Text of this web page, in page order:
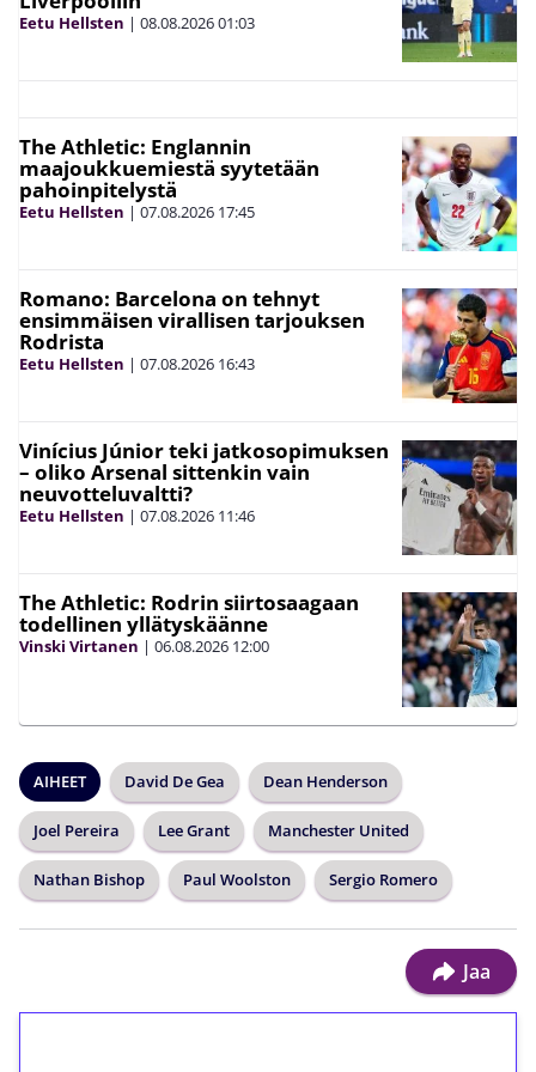
Eetu Hellsten | 08.08.202601:03
The Athletic: Englannin
maajoukkuemiestä syytetään
pahoinpitelystä
Eetu Hellsten | 07.08.2026 17:45
Romano: Barcelona on tehnyt
ensimmäisen virallisen tarjouksen
Rodrista
Eetu Hellsten | 07.08.2026 16:43
Vinícius Júnior teki jatkosopimuksen
– oliko Arsenal sittenkin vain
neuvotteluvaltti?
Eetu Hellsten | 07.08.2026 11:46
The Athletic: Rodrin siirtosaagaan
todellinen yllätyskäänne
Vinski Virtanen | 06.08.2026 12:00
AIHEET David De Gea Dean Henderson
Joel Pereira Lee Grant Manchester United
Nathan Bishop Paul Woolston Sergio Romero
Jaa